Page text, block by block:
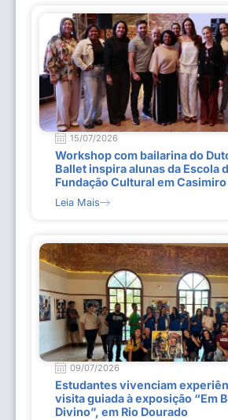
15/07/2026
Workshop com bailarina do
Ballet inspira alunas da Escola
Fundação Cultural em
Leia Mais
09/07/2026
Estudantes vivenciam
visita guiada à exposição “Em
Divino”, em Rio Dourado